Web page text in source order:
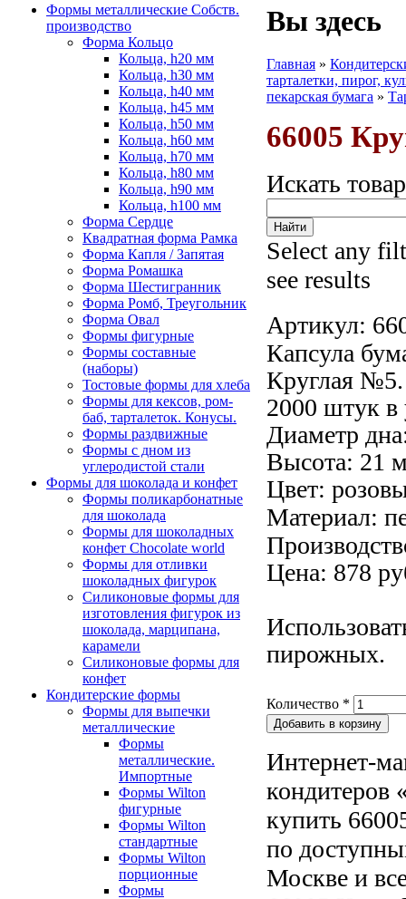
Формы металлические Собств.
производство
Форма Кольцо
Кольца, h20 мм
Кольца, h30 мм
Кольца, h40 мм
Кольца, h45 мм
Кольца, h50 мм
Кольца, h60 мм
Кольца, h70 мм
Кольца, h80 мм
Кольца, h90 мм
Кольца, h100 мм
Форма Сердце
Квадратная форма Рамка
Форма Капля / Запятая
Форма Ромашка
Форма Шестигранник
Форма Ромб, Треугольник
Форма Овал
Формы фигурные
Формы составные
(наборы)
Тостовые формы для хлеба
Формы для кексов, ром-
баб, тарталеток. Конусы.
Формы раздвижные
Формы с дном из
углеродистой стали
Формы для шоколада и конфет
Формы поликарбонатные
для шоколада
Формы для шоколадных
конфет Сhocolate world
Формы для отливки
шоколадных фигурок
Силиконовые формы для
изготовления фигурок из
шоколада, марципана,
карамели
Силиконовые формы для
конфет
Кондитерские формы
Формы для выпечки
металлические
Формы
металлические.
Импортные
Формы Wilton
фигурные
Формы Wilton
стандартные
Формы Wilton
порционные
Формы
Вы здесь
Главная »
тарталетки, пирог,
пекарская бумага »
66005
Искать
Select any
see results
Артикул:
Капсула
Круглая №5.
2000 штук в
Диаметр
Высота: 21
Цвет:
Материал:
Цена: 878
пирожных.
Количество *
Интернет-
кондитеров
купить
по
Москве и